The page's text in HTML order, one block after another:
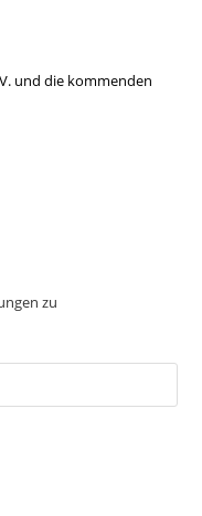
und die kommenden
zu